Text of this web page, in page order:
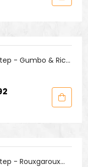
- Gumbo & Rice
- Rouxgaroux